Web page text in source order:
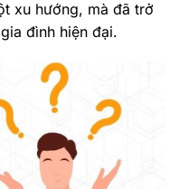
xu hướng, mà đã trở
đình hiện đại.